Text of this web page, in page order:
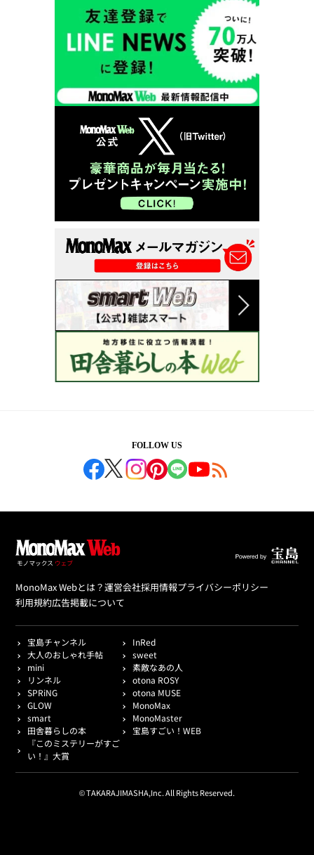
FOLLOW US
MonoMax Webとは？運営会社採用情報プライバシーポリシー
利用規約広告掲載について
宝島チャンネル
InRed
大人のおしゃれ手帖
sweet
mini
素敵なあの人
リンネル
otona ROSY
SPRiNG
otona MUSE
GLOW
MonoMax
smart
MonoMaster
田舎暮らしの本
宝島すごい！WEB
『このミステリーがすご
い！』大賞
© TAKARAJIMASHA,Inc. All Rights Reserved.